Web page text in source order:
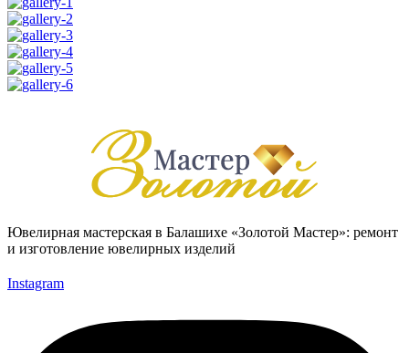
Ювелирная мастерская в Балашихе «Золотой Мастер»: ремонт
и изготовление ювелирных изделий
Instagram